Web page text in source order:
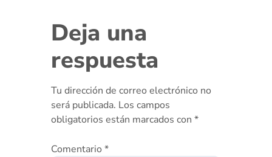
Deja una
respuesta
Tu dirección de correo electrónico no
será publicada. Los campos
obligatorios están marcados con *
Comentario *